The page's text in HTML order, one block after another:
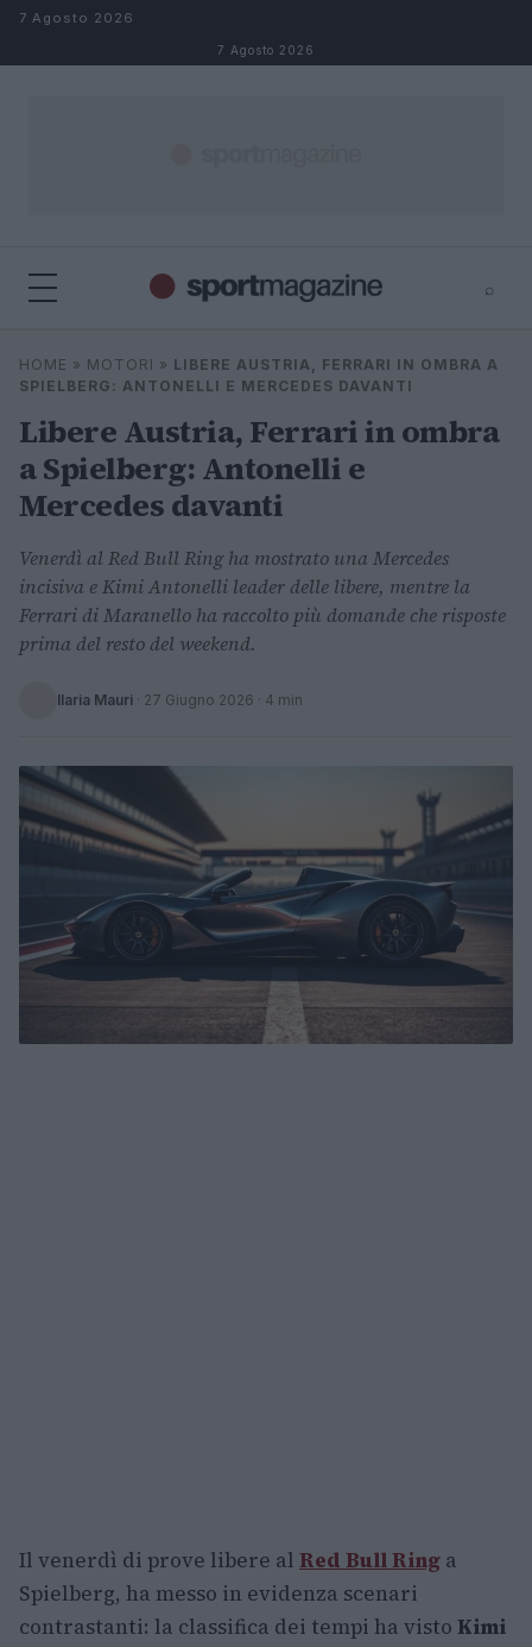
Salta al contenuto
7 Agosto 2026
7 Agosto 2026
⌕
Cerca
⌕ ×
HOME » MOTORI » LIBERE AUSTRIA, FERRARI IN OMBRA A
SPIELBERG: ANTONELLI E MERCEDES DAVANTI
Libere Austria, Ferrari in ombra
a Spielberg: Antonelli e
Mercedes davanti
Venerdì al Red Bull Ring ha mostrato una Mercedes
incisiva e Kimi Antonelli leader delle libere, mentre la
Ferrari di Maranello ha raccolto più domande che risposte
prima del resto del weekend.
Ilaria Mauri · 27 Giugno 2026 · 4 min
Il venerdì di prove libere al Red Bull Ring a
Spielberg, ha messo in evidenza scenari
contrastanti: la classifica dei tempi ha visto Kimi